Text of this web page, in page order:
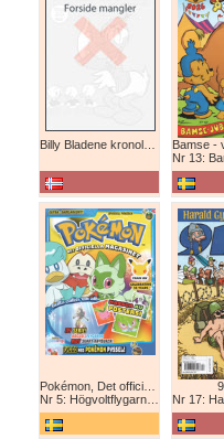
Nr 13: Bamse-
Nr 5: Högvoltflygarna mot Svart Rayquaza!
Nr 17: Harald